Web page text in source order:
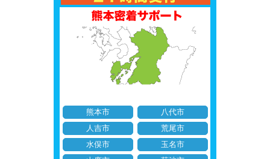
熊本市
八代市
人吉市
荒尾市
水俣市
玉名市